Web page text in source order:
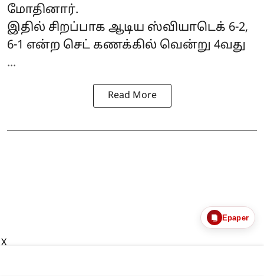
மோதினார்.
இதில் சிறப்பாக ஆடிய ஸ்வியாடெக் 6-2,
6-1 என்ற செட் கணக்கில் வென்று 4வது
...
Read More
Epaper
X